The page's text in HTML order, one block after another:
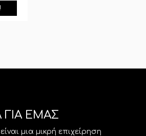
ΓΙΑ ΕΜΑΣ
μια μικρή επιχείρηση